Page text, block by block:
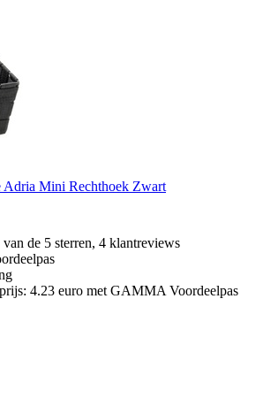
Adria Mini Rechthoek Zwart
de 5 sterren, 4 klantreviews
4.23 euro met GAMMA Voordeelpas